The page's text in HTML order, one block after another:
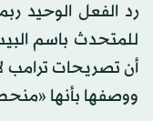
رد الفعل الوحيد
للمتحدث باسم
أن تصريحات ترامب
ووصفها بأنها